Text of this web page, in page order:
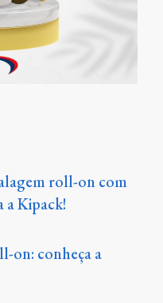
roll-on com
a Kipack!
on: conheça a